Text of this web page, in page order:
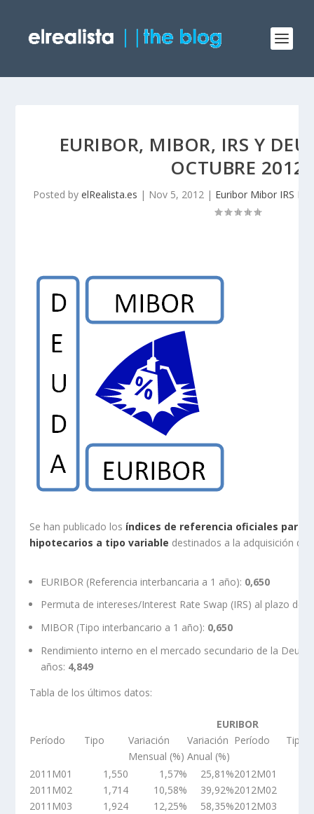
EURIBOR, MIBOR, IRS Y
OCTUBRE 2012
Posted byelRealista.es | Nov 5, 2012 | Euribor Mibor IRS
Se han publicado los índices de referencia oficiales para
hipotecarios a tipo variable destinados a la adquisición de
EURIBOR (Referencia interbancaria a 1 año): 0,650
Permuta de intereses/Interest Rate Swap (IRS) al plazo de
MIBOR (Tipo interbancario a 1 año): 0,650
Rendimiento interno en el mercado secundario de la
años: 4,849
Tabla de los últimos datos:
EURIBOR
Período
Tipo
Variación
Mensual (%)
Variación
Anual (%)
Período Tipo
2011M01 1,550 1,57% 25,81%2012M01
2011M02
1,714 10,58% 39,92%2012M02
2011M03
1,924 12,25% 58,35%2012M03